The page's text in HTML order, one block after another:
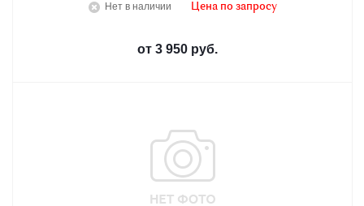
Нет в наличии Цена по запросу
от 3 950 руб.